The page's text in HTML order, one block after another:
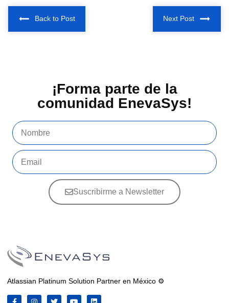
Back to Post Next Post
¡Forma parte de la
comunidad EnevaSys!
Suscribirme a Newsletter
Atlassian Platinum Solution Partner en México ⚙️